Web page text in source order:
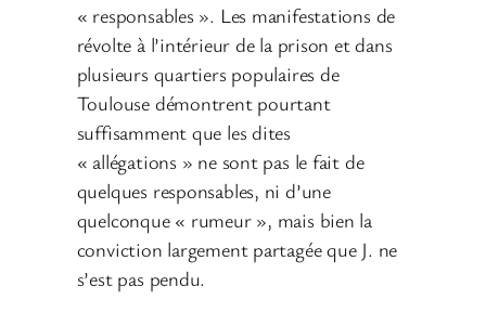
« responsables ». Les manifestations de
révolte à l’intérieur de la prison et dans
plusieurs quartiers populaires de
Toulouse démontrent pourtant
suffisamment que les dites
« allégations » ne sont pas le fait de
quelques responsables, ni d’une
quelconque « rumeur », mais bien la
conviction largement partagée que J. ne
s’est pas pendu.